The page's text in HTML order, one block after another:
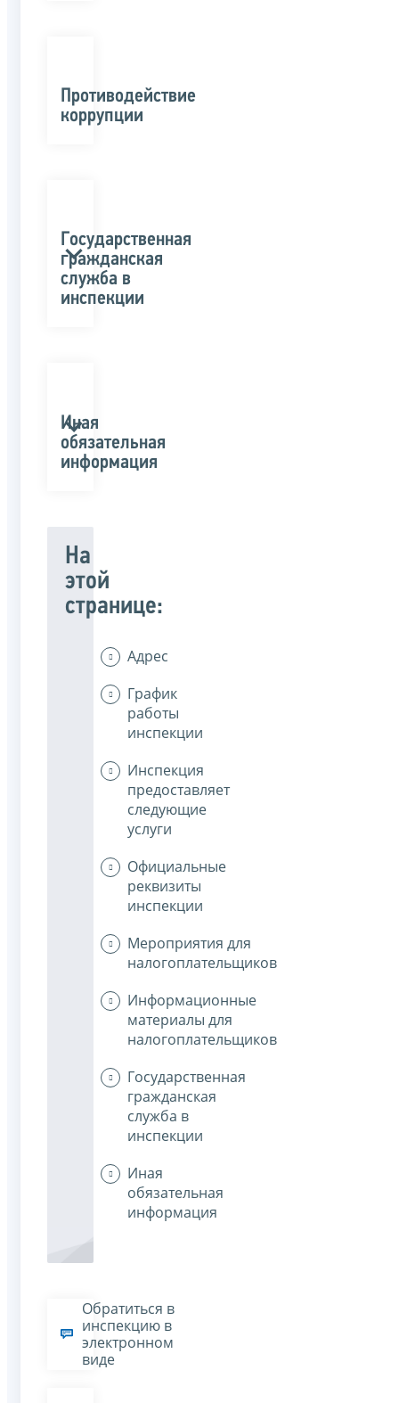
Противодействие
коррупции
Государственная
гражданская
служба в
инспекции
Иная
обязательная
информация
На
этой
странице:
Адрес
График
работы
инспекции
Инспекция
предоставляет
следующие
услуги
Официальные
реквизиты
инспекции
Мероприятия для
налогоплательщиков
Информационные
материалы для
налогоплательщиков
Государственная
гражданская
служба в
инспекции
Иная
обязательная
информация
Обратиться в
инспекцию в
электронном
виде